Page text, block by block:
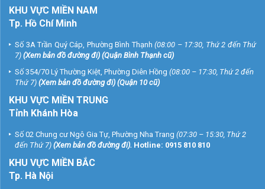
KHU VỰC MIỀN NAM
Tp. Hồ Chí Minh
Số 3A Trần Quý Cáp, Phường Bình Thạnh (08:00 – 17:30, Thứ 2 đến Thứ
7) (Xem bản đồ đường đi) (Quận Bình Thạnh cũ)
Số 354/70 Lý Thường Kiệt, Phường Diên Hồng (08:00 – 17:30, Thứ 2 đến
Thứ 7) (Xem bản đồ đường đi) (Quận 10 cũ)
KHU VỰC MIỀN TRUNG
Tỉnh Khánh Hòa
Số 02 Chung cư Ngô Gia Tự, Phường Nha Trang (07:30 – 15:30, Thứ 2
đến Thứ 7) (Xem bản đồ đường đi). Hotline: 0915 810 810
KHU VỰC MIỀN BẮC
Tp. Hà Nội